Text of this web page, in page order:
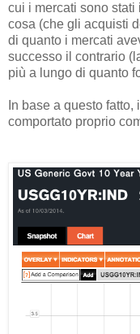
cui i mercati sono
cosa (che gli acquisti
di quanto i mercati
successo il contrario
più a lungo di quanto
In base a questo
comportato proprio